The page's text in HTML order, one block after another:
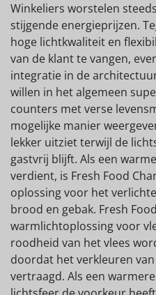
Winkeliers worstelen
stijgende energieprijzen.
hoge lichtkwaliteit en
van de klant te vangen,
integratie in de
willen in het algemeen
counters met verse
mogelijke manier
lekker uitziet terwijl de
gastvrij blijft. Als een
verdient, is Fresh Food
oplossing voor het
brood en gebak. Fresh
warmlichtoplossing voor
roodheid van het vlees
doordat het verkleuren
vertraagd. Als een